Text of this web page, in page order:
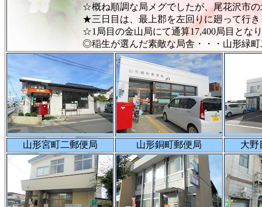
☆概ね順調な局メグでしたが、尾花沢市の北部3
★三日目は、最上郡を左回りに廻って行き
☆1局目の金山局にて通算17,400局目となり
◎稲生が選んだ素敵な局舎・・・山形緑町二・山形
山形宮町二郵便局 山形銅町郵便局 大野